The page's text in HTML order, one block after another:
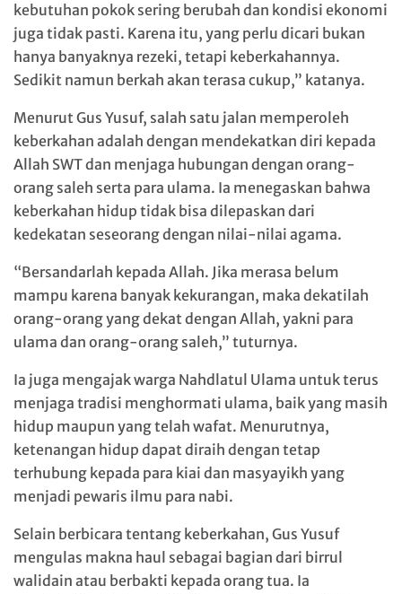
kebutuhan pokok sering berubah dan kondisi ekonomi
juga tidak pasti. Karena itu, yang perlu dicari bukan
hanya banyaknya rezeki, tetapi keberkahannya.
Sedikit namun berkah akan terasa cukup,” katanya.
Menurut Gus Yusuf, salah satu jalan memperoleh
keberkahan adalah dengan mendekatkan diri kepada
Allah SWT dan menjaga hubungan dengan orang-
orang saleh serta para ulama. Ia menegaskan bahwa
keberkahan hidup tidak bisa dilepaskan dari
kedekatan seseorang dengan nilai-nilai agama.
“Bersandarlah kepada Allah. Jika merasa belum
mampu karena banyak kekurangan, maka dekatilah
orang-orang yang dekat dengan Allah, yakni para
ulama dan orang-orang saleh,” tuturnya.
Ia juga mengajak warga Nahdlatul Ulama untuk terus
menjaga tradisi menghormati ulama, baik yang masih
hidup maupun yang telah wafat. Menurutnya,
ketenangan hidup dapat diraih dengan tetap
terhubung kepada para kiai dan masyayikh yang
menjadi pewaris ilmu para nabi.
Selain berbicara tentang keberkahan, Gus Yusuf
mengulas makna haul sebagai bagian dari birrul
walidain atau berbakti kepada orang tua. Ia